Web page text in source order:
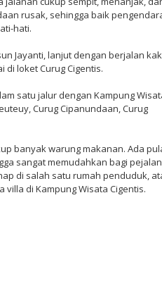
rusak, sehingga baik
hati.
Jayanti, lanjut dengan berjalan
di loket Curug Cigentis.
satu jalur dengan Kampung
Curug Cipanundaan, Curug
banyak warung makanan. Ada
sangat memudahkan bagi
di salah satu rumah penduduk,
di Kampung Wisata Cigentis.